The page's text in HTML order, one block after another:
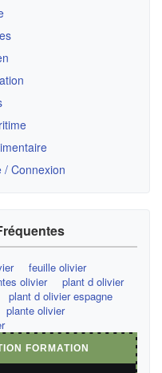
/ Connexion
feuille olivier
olivier
plant d olivier
plant d olivier espagne
plante olivier
FORMATION